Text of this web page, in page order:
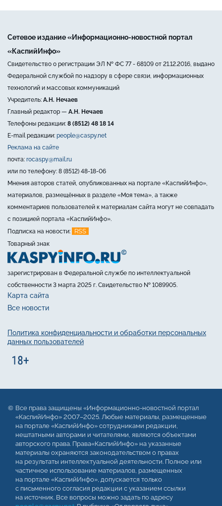
Сетевое издание «Информационно-новостной портал
«КаспийИнфо»
Свидетельство о регистрации ЭЛ № ФС 77 - 68109 от 21.12.2016, выдано
Федеральной службой по надзору в сфере связи, информационных
технологий и массовых коммуникаций
Учредитель: А.Н. Нечаев
Главный редактор — А.Н. Нечаев
Телефоны редакции: 8 (8512) 48 18 14
E-mail редакции: people@caspy.net
Реклама на сайте
почта: rocaspy@mail.ru
или по телефону: 8 (8512) 48-18-06
Мнения авторов статей, опубликованных на портале «КаспийИнфо»,
материалов, размещённых в разделе «Моя тема», а также
комментариев пользователей к материалам сайта могут не совпадать
с позицией портала «КаспийИнфо».
Подписка на новости:
RSS
Товарный знак
зарегистрирован в Федеральной службе по интеллектуальной
собственности 3 марта 2025 г. Свидетельство № 1089905.
Карта сайта
Все новости
Политика конфиденциальности и обработки персональных
данных пользователей
Все права защищены «Информационно-новостной портал
«КаспийИнфо» 2007–2025. Любые материалы, размещенные
на портале «КаспийИнфо» сотрудниками редакции,
нештатными авторами и читателями, являются объектами
авторского права. Права«КаспийИнфо» на указанные
материалы охраняются законодательством о правах
на результаты интеллектуальной деятельности. Полное или
частичное использование материалов, размещенных
на портале «КаспийИнфо», допускается только
с письменного согласия редакции с указанием ссылки
на источник. Все вопросы можно задать по адресу